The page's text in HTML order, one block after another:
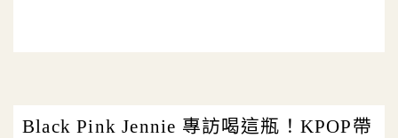
Black Pink Jennie 專訪喝這瓶！KPOP帶